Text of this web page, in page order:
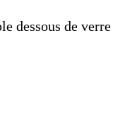
dessous de verre